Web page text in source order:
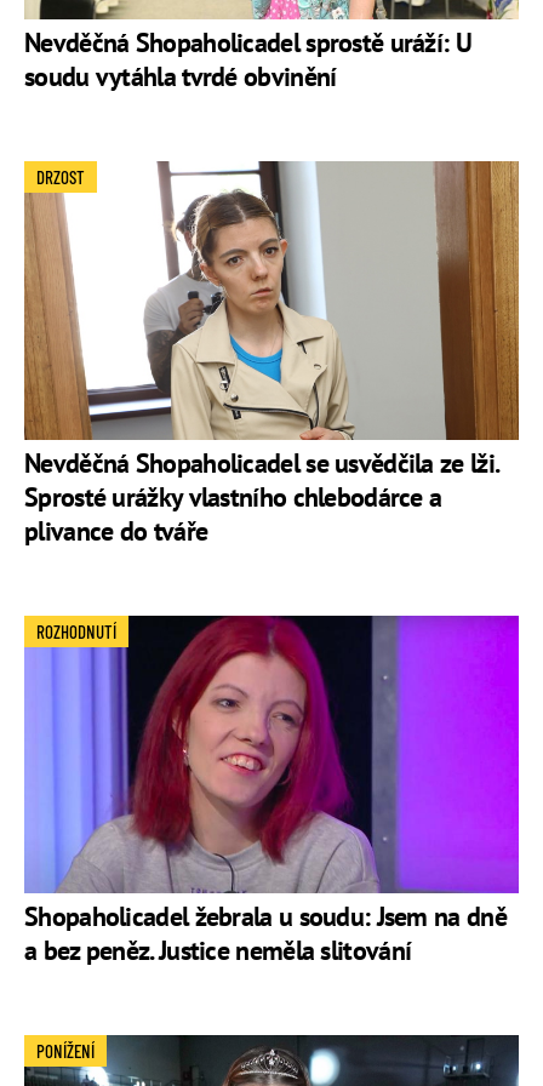
Nevděčná Shopaholicadel sprostě uráží: U
soudu vytáhla tvrdé obvinění
Nevděčná Shopaholicadel se usvědčila ze lži.
Sprosté urážky vlastního chlebodárce a
plivance do tváře
DRZOST
Shopaholicadel žebrala u soudu: Jsem na dně
a bez peněz. Justice neměla slitování
ROZHODNUTÍ
PONÍŽENÍ